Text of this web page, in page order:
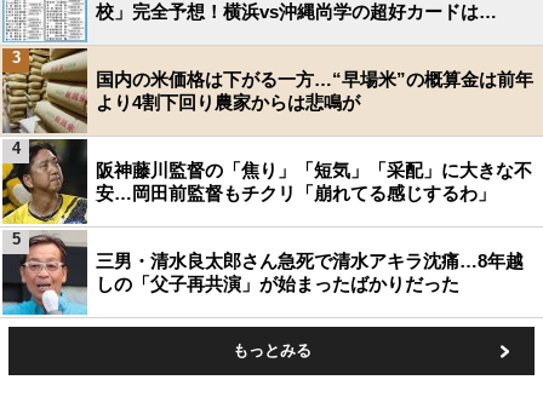
校」完全予想！横浜vs沖縄尚学の超好カードは…
国内の米価格は下がる一方…“早場米”の概算金は前年
より4割下回り農家からは悲鳴が
3
阪神藤川監督の「焦り」「短気」「采配」に大きな不
安…岡田前監督もチクリ「崩れてる感じするわ」
4
三男・清水良太郎さん急死で清水アキラ沈痛…8年越
しの「父子再共演」が始まったばかりだった
5
もっとみる